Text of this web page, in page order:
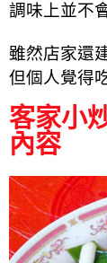
調味上並不
雖然店家還
但個人覺得
客家小
內容